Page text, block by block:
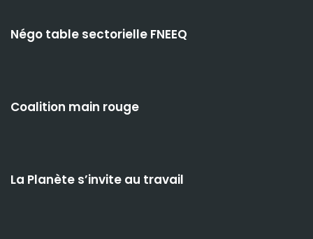
Négo table sectorielle FNEEQ
Coalition main rouge
La Planète s’invite au travail